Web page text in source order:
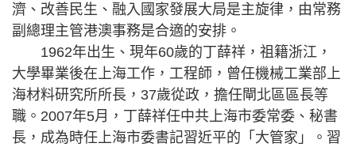
濟、改善民生、融入國家發展大局是主旋律，由常務
副總理主管港澳事務是合適的安排。
1962年出生、現年60歲的丁薛祥，祖籍浙江，
大學畢業後在上海工作，工程師，曾任機械工業部上
海材料研究所所長，37歲從政，擔任閘北區區長等
職。2007年5月，丁薛祥任中共上海市委常委、秘書
長，成為時任上海市委書記習近平的「大管家」。習